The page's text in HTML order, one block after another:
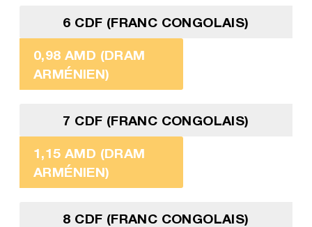
6 CDF (FRANC CONGOLAIS)
0,98 AMD (DRAM
ARMÉNIEN)
7 CDF (FRANC CONGOLAIS)
1,15 AMD (DRAM
ARMÉNIEN)
8 CDF (FRANC CONGOLAIS)